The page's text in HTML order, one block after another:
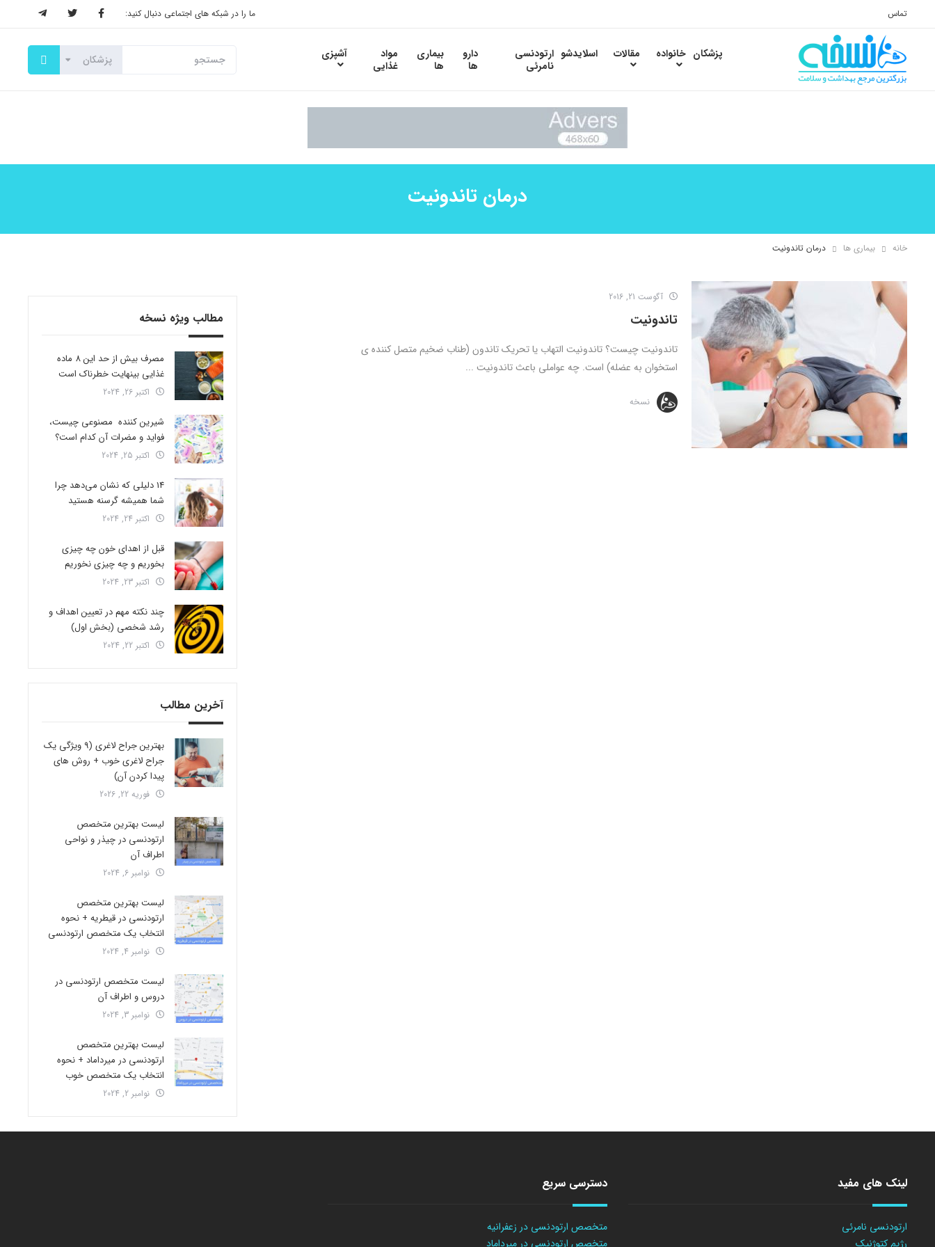
تماس ما را در شبکه های اجتماعی دنبال کنید:
پزشکان خانواده مقالات اسلایدشو ارتودنسی
نامرئی
دارو
ها
بیماری
ها
مواد
غذایی
آشپزی
درمان تاندونیت
خانه بیماری ها درمان تاندونیت
آگوست 21, 2016
تاندونیت
تاندونیت چیست؟ تاندونیت التهاب یا تحریک تاندون (طناب ضخیم متصل کننده ی
استخوان به عضله) است. چه عواملی باعث تاندونیت ...
نسخه
مطالب ویژه نسخه
مصرف بیش از حد این 8 ماده
غذایی بینهایت خطرناک است
اکتبر 26, 2024
شیرین کننده مصنوعی چیست،
فواید و مضرات آن کدام است؟
اکتبر 25, 2024
14 دلیلی که نشان می‌دهد چرا
شما همیشه گرسنه هستید
اکتبر 24, 2024
قبل از اهدای خون چه چیزی
بخوریم و چه چیزی نخوریم
اکتبر 23, 2024
چند نکته مهم در تعیین اهداف و
رشد شخصی (بخش اول)
اکتبر 22, 2024
آخرین مطالب
بهترین جراح لاغری (9 ویژگی یک
جراح لاغری خوب + روش های
پیدا کردن آن)
فوریه 22, 2026
لیست بهترین متخصص
ارتودنسی در چیذر و نواحی
اطراف آن
نوامبر 6, 2024
لیست بهترین متخصص
ارتودنسی در قیطریه + نحوه
انتخاب یک متخصص ارتودنسی
نوامبر 4, 2024
لیست متخصص ارتودنسی در
دروس و اطراف آن
نوامبر 3, 2024
لیست بهترین متخصص
ارتودنسی در میرداماد + نحوه
انتخاب یک متخصص خوب
نوامبر 2, 2024
لینک های مفید
ارتودنسی نامرئی
رژیم کتوژنیک
دسترسی سریع
متخصص ارتودنسی در زعفرانیه
متخصص ارتودنسی در میرداماد